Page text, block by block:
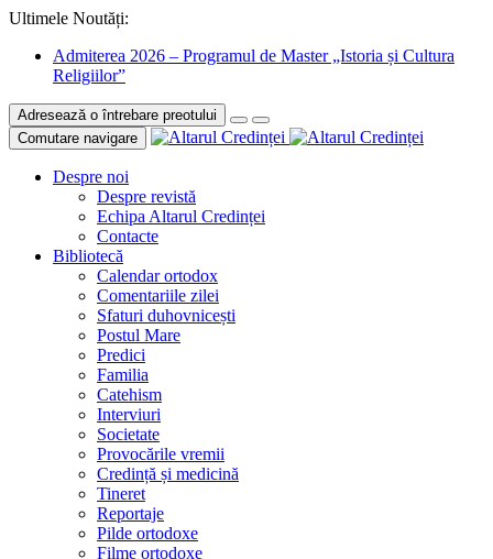
Ultimele Noutăți:
Admiterea 2026 – Programul de Master „Istoria și Cultura
Religiilor”
Adresează o întrebare preotului
Comutare navigare
Despre noi
Despre revistă
Echipa Altarul Credinței
Contacte
Bibliotecă
Calendar ortodox
Comentariile zilei
Sfaturi duhovnicești
Postul Mare
Predici
Familia
Catehism
Interviuri
Societate
Provocările vremii
Credință și medicină
Tineret
Reportaje
Pilde ortodoxe
Filme ortodoxe